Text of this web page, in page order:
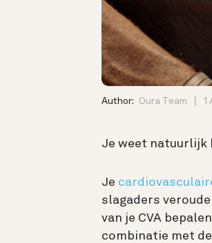
Author: Oura Team 1
Je weet natuurlijk
Je
slagaders
van je CVA
combinatie met